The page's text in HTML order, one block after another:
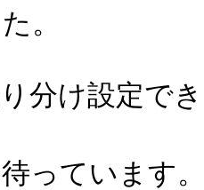
。
分け設定で
っています